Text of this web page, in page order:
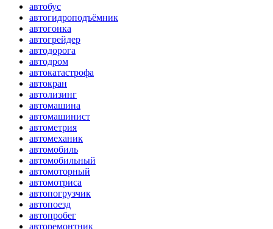
автобус
автогидроподъёмник
автогонка
автогрейдер
автодорога
автодром
автокатастрофа
автокран
автолизинг
автомашина
автомашинист
автометрия
автомеханик
автомобиль
автомобильный
автомоторный
автомотриса
автопогрузчик
автопоезд
автопробег
авторемонтник